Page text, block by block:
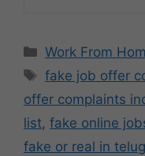
Categories
Work From
Tags
fake job offer
offer complaints
list, fake online
fake or real in